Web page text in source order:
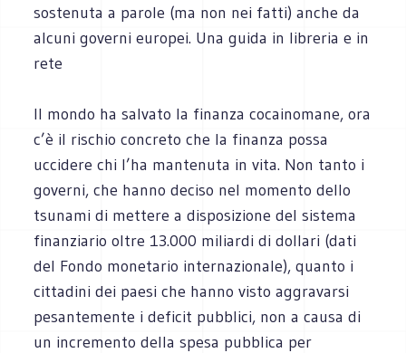
sostenuta a parole (ma non nei fatti) anche da
alcuni governi europei. Una guida in libreria e in
rete
Il mondo ha salvato la finanza cocainomane, ora
c’è il rischio concreto che la finanza possa
uccidere chi l’ha mantenuta in vita. Non tanto i
governi, che hanno deciso nel momento dello
tsunami di mettere a disposizione del sistema
finanziario oltre 13.000 miliardi di dollari (dati
del Fondo monetario internazionale), quanto i
cittadini dei paesi che hanno visto aggravarsi
pesantemente i deficit pubblici, non a causa di
un incremento della spesa pubblica per